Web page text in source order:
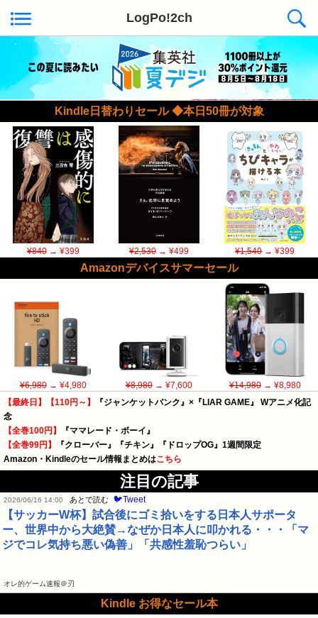
LogPo!2ch
Kindle日替わりセール ◆本日50冊が対象
¥840→ ¥399 ¥2,530→ ¥499 ¥1,540→ ¥399
Amazonデバイスサマーセール
¥6,980→ ¥4,980 ¥8,980→ ¥7,600 ¥14,980→ ¥8,980
【最終日】【110円～】
『ジャンケットバンク』×『LIAR GAME』 Wアニメ化記
念
【全巻100円】
『ママレード・ボーイ』
【全巻99円】
『クローバー』『チキン』『ドロップOG』1週間限定
Amazon・Kindleのセール情報まとめはこちら
注目の記事
2026/06/16 14:00 あとで読む 🐦Tweet
【サッカーW杯】試合後にゴミ拾いをする日本人サポータ
ー、世界中から大絶賛→なぜか日本人に叩かれる・・・「マ
ジでコレ気持ち悪い偽善」「共感性羞恥つらい」
オレ的ゲーム速報＠刃
Kindle お得なセール本